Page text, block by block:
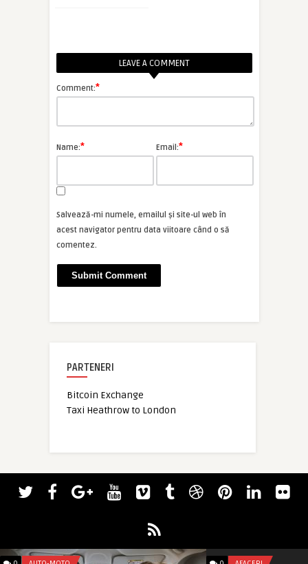
LEAVE A COMMENT
Comment:*
Name:* Email:*
Salvează-mi numele, emailul și site-ul web în
acest navigator pentru data viitoare când o să
comentez.
PARTENERI
Bitcoin Exchange
Taxi Heathrow to London